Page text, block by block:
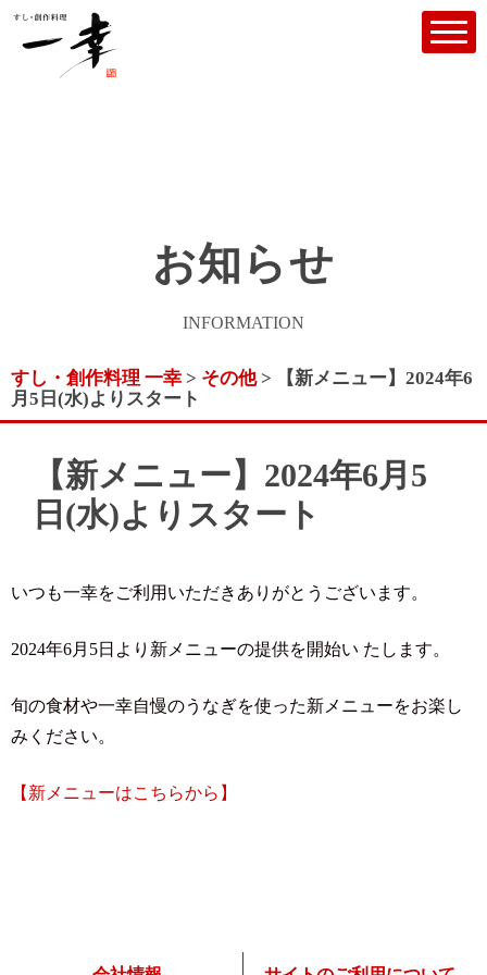
お知らせ
INFORMATION
すし・創作料理 一幸 > その他>
【新メニュー】2024年6
月5日(水)よりスタート
【新メニュー】2024年6月5
日(水)よりスタート
いつも一幸をご利用いただきありがとうございます。
2024年6月5日より新メニューの提供を開始い たします。
旬の食材や一幸自慢のうなぎを使った新メニューをお楽し
みください。
【新メニューはこちらから】